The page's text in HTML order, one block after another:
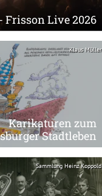
Frisson Live 2026
Klaus Müller
Karikaturen zum
Stadtleben
Sammlung Heinz Koppold